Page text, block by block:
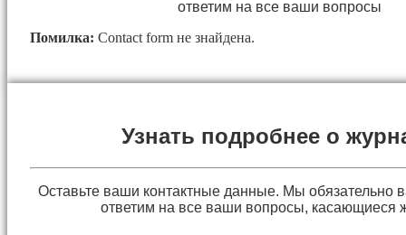
ответим на все ваши вопросы
Помилка: Contact form не знайдена.
Узнать подробнее о
Оставьте ваши контактные данные. Мы обязательно
ответим на все ваши вопросы, касающиеся